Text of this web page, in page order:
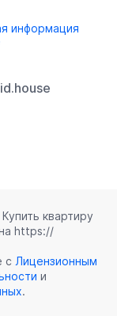
информация
квартиру
https://
с Лицензионным
и
.